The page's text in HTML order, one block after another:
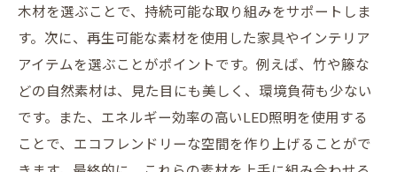
木材を選ぶことで、持続可能な取り組みをサポートしま
す。次に、再生可能な素材を使用した家具やインテリア
アイテムを選ぶことがポイントです。例えば、竹や籐な
どの自然素材は、見た目にも美しく、環境負荷も少ない
です。また、エネルギー効率の高いLED照明を使用する
ことで、エコフレンドリーな空間を作り上げることがで